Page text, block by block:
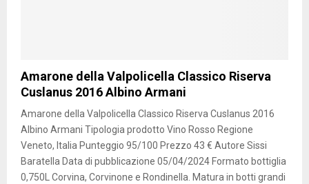
Amarone della Valpolicella Classico Riserva
Cuslanus 2016 Albino Armani
Amarone della Valpolicella Classico Riserva Cuslanus 2016
Albino Armani Tipologia prodotto Vino Rosso Regione
Veneto, Italia Punteggio 95/100 Prezzo 43 € Autore Sissi
Baratella Data di pubblicazione 05/04/2024 Formato bottiglia
0,750L Corvina, Corvinone e Rondinella. Matura in botti grandi